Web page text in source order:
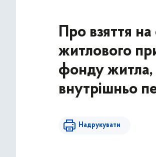
Про взяття
житлового
фонду житла,
внутрішньо
Надрукувати